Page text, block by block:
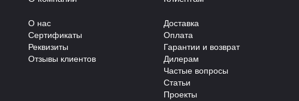
О нас
Сертификаты
Реквизиты
Отзывы клиентов
Доставка
Оплата
Гарантии и возврат
Дилерам
Частые вопросы
Статьи
Проекты